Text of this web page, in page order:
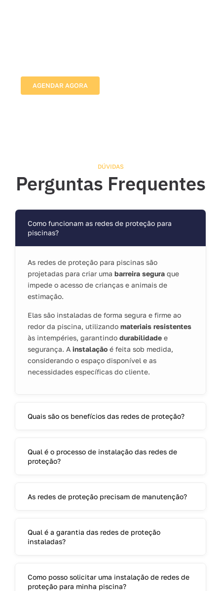
AGENDAR AGORA
DÚVIDAS
Perguntas Frequentes
Como funcionam as redes de proteção para
piscinas?
As redes de proteção para piscinas são
projetadas para criar uma barreira segura que
impede o acesso de crianças e animais de
estimação.
Elas são instaladas de forma segura e firme ao
redor da piscina, utilizando materiais resistentes
às intempéries, garantindo durabilidade e
segurança. A instalação é feita sob medida,
considerando o espaço disponível e as
necessidades específicas do cliente.
Quais são os benefícios das redes de proteção?
Qual é o processo de instalação das redes de
proteção?
As redes de proteção precisam de manutenção?
Qual é a garantia das redes de proteção
instaladas?
Como posso solicitar uma instalação de redes de
proteção para minha piscina?